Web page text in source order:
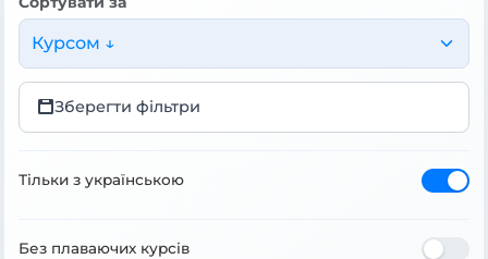
Курсом ↓
Зберегти фільтри
Тільки з українською
Без плаваючих курсів